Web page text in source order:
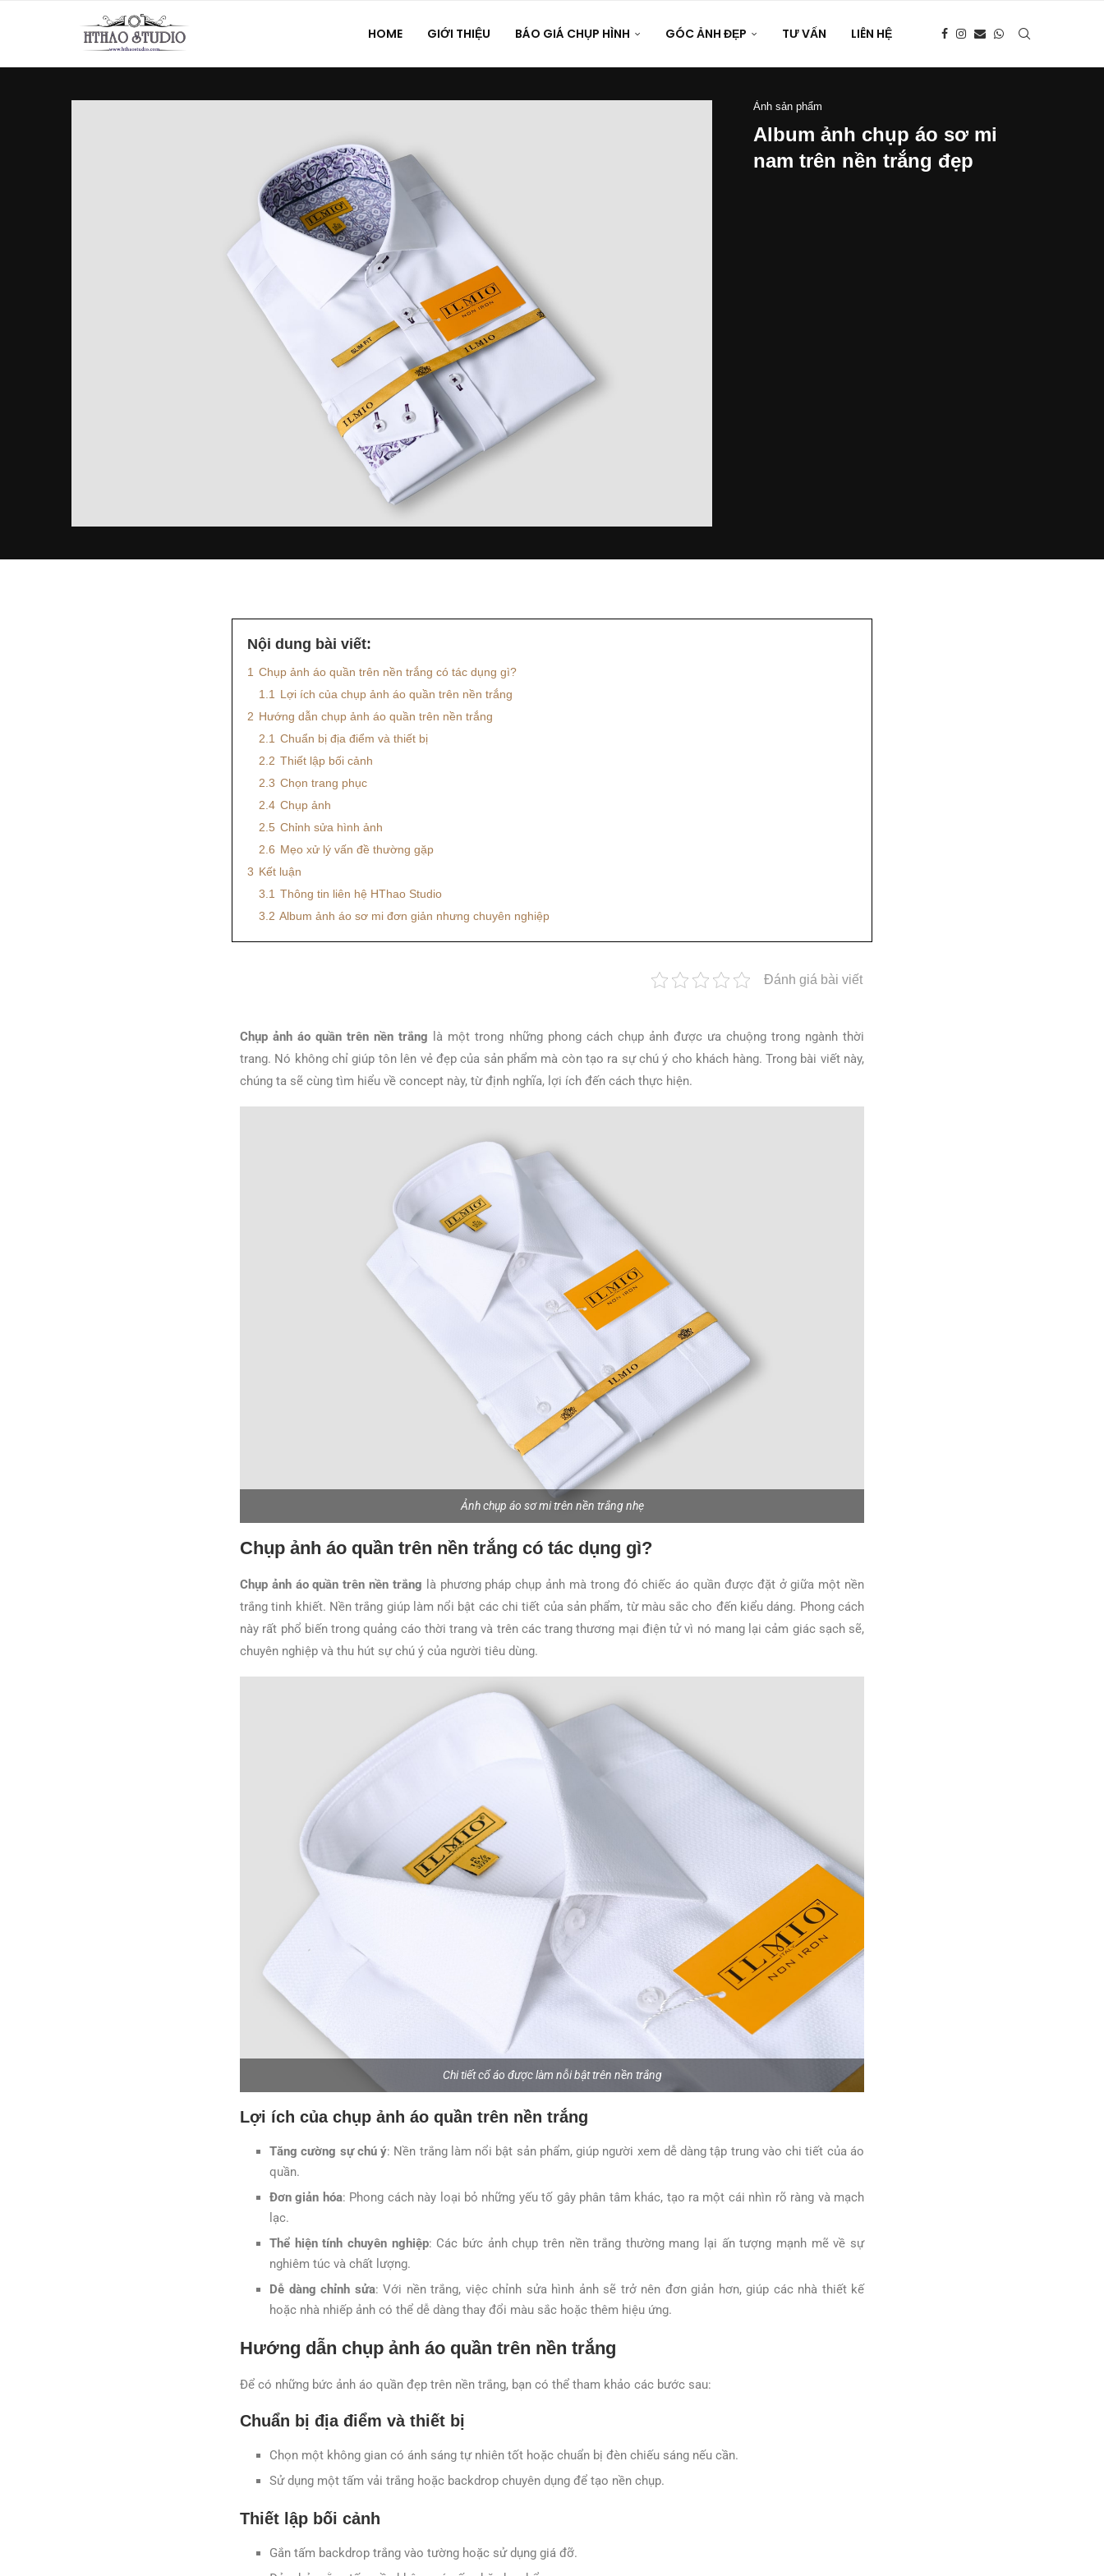
HOME GIỚI THIỆU BÁO GIÁ CHỤP HÌNH GÓC ẢNH ĐẸP TƯ VẤN LIÊN HỆ
Ảnh sản phẩm
Album ảnh chụp áo sơ mi
nam trên nền trắng đẹp
Nội dung bài viết:
1 Chụp ảnh áo quần trên nền trắng có tác dụng gì?
1.1
Lợi ích của chụp ảnh áo quần trên nền trắng
2 Hướng dẫn chụp ảnh áo quần trên nền trắng
2.1 Chuẩn bị địa điểm và thiết bị
2.2 Thiết lập bối cảnh
2.3 Chọn trang phục
2.4 Chụp ảnh
2.5 Chỉnh sửa hình ảnh
2.6 Mẹo xử lý vấn đề thường gặp
3 Kết luận
3.1 Thông tin liên hệ HThao Studio
3.2 Album ảnh áo sơ mi đơn giản nhưng chuyên nghiệp
Đánh giá bài viết
Chụp ảnh áo quần trên nền trắng là một trong những phong cách chụp ảnh được ưa chuộng trong ngành thời
trang. Nó không chỉ giúp tôn lên vẻ đẹp của sản phẩm mà còn tạo ra sự chú ý cho khách hàng. Trong bài viết này,
chúng ta sẽ cùng tìm hiểu về concept này, từ định nghĩa, lợi ích đến cách thực hiện.
Ảnh chụp áo sơ mi trên nền trắng nhẹ
Chụp ảnh áo quần trên nền trắng có tác dụng gì?
Chụp ảnh áo quần trên nền trắng là phương pháp chụp ảnh mà trong đó chiếc áo quần được đặt ở giữa một nền
trắng tinh khiết. Nền trắng giúp làm nổi bật các chi tiết của sản phẩm, từ màu sắc cho đến kiểu dáng. Phong cách
này rất phổ biến trong quảng cáo thời trang và trên các trang thương mại điện tử vì nó mang lại cảm giác sạch sẽ,
chuyên nghiệp và thu hút sự chú ý của người tiêu dùng.
Chi tiết cổ áo được làm nỗi bật trên nền trắng
Lợi ích của chụp ảnh áo quần trên nền trắng
Tăng cường sự chú ý: Nền trắng làm nổi bật sản phẩm, giúp người xem dễ dàng tập trung vào chi tiết của áo
quần.
Đơn giản hóa: Phong cách này loại bỏ những yếu tố gây phân tâm khác, tạo ra một cái nhìn rõ ràng và mạch
lạc.
Thể hiện tính chuyên nghiệp: Các bức ảnh chụp trên nền trắng thường mang lại ấn tượng mạnh mẽ về sự
nghiêm túc và chất lượng.
Dễ dàng chỉnh sửa: Với nền trắng, việc chỉnh sửa hình ảnh sẽ trở nên đơn giản hơn, giúp các nhà thiết kế
hoặc nhà nhiếp ảnh có thể dễ dàng thay đổi màu sắc hoặc thêm hiệu ứng.
Hướng dẫn chụp ảnh áo quần trên nền trắng
Để có những bức ảnh áo quần đẹp trên nền trắng, bạn có thể tham khảo các bước sau:
Chuẩn bị địa điểm và thiết bị
Chọn một không gian có ánh sáng tự nhiên tốt hoặc chuẩn bị đèn chiếu sáng nếu cần.
Sử dụng một tấm vải trắng hoặc backdrop chuyên dụng để tạo nền chụp.
Thiết lập bối cảnh
Gắn tấm backdrop trắng vào tường hoặc sử dụng giá đỡ.